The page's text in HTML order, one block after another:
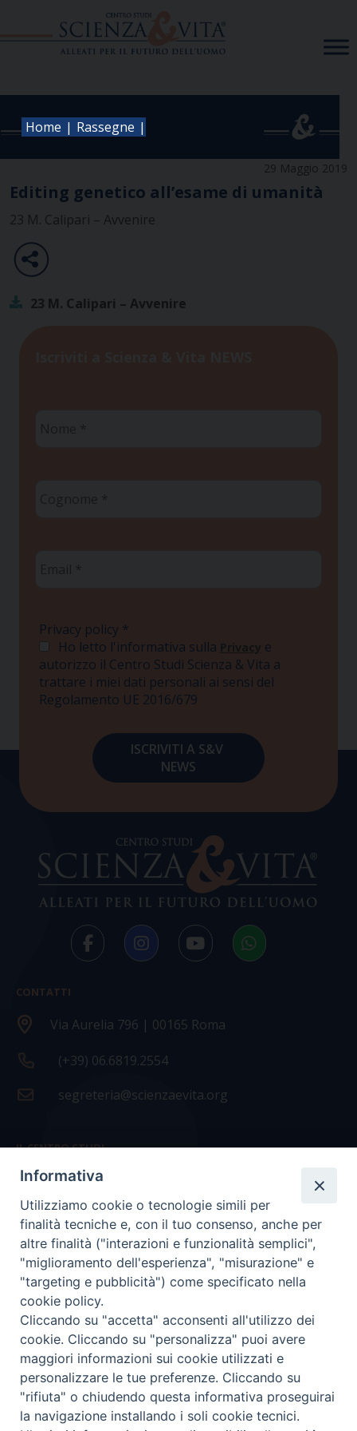
Home | Rassegne |
29 Maggio 2019
Editing genetico all’esame di umanità
23 M. Calipari – Avvenire
23 M. Calipari – Avvenire
Privacy policy *
Ho letto l'informativa sulla Privacy e
autorizzo il Centro Studi Scienza & Vita a
trattare i miei dati personali ai sensi del
Regolamento UE 2016/679
CONTATTI
Via Aurelia 796 | 00165 Roma
(+39) 06.6819.2554
segreteria@scienzaevita.org
IL CENTRO STUDI
La nostra storia
Statuto
Presidenza e ufficio presidenza
Consiglio scientifico
Coordinamento nazionale
COPYRIGHT Scienza & Vita - C.F96600690588- Tutti i
diritti -Privacy- Credits
Informativa
Utilizziamo cookie o tecnologie simili per
finalità tecniche e, con il tuo consenso, anche per
altre finalità ("interazioni e funzionalità semplici",
"miglioramento dell'esperienza", "misurazione" e
"targeting e pubblicità") come specificato nella
cookie policy.
Cliccando su "accetta" acconsenti all'utilizzo dei
cookie. Cliccando su "personalizza" puoi avere
maggiori informazioni sui cookie utilizzati e
personalizzare le tue preferenze. Cliccando su
"rifiuta" o chiudendo questa informativa proseguirai
la navigazione installando i soli cookie tecnici.